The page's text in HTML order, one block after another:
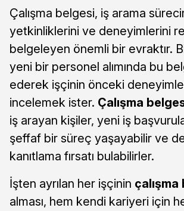
Çalışma belgesi, iş arama
yetkinliklerini ve deneyimlerini
belgeleyen önemli bir evraktır.
yeni bir personel alımında bu
ederek işçinin önceki
incelemek ister. Çalışma
iş arayan kişiler, yeni iş
şeffaf bir süreç yaşayabilir ve
kanıtlama fırsatı bulabilirler.
İşten ayrılan her işçinin
alması, hem kendi kariyeri için